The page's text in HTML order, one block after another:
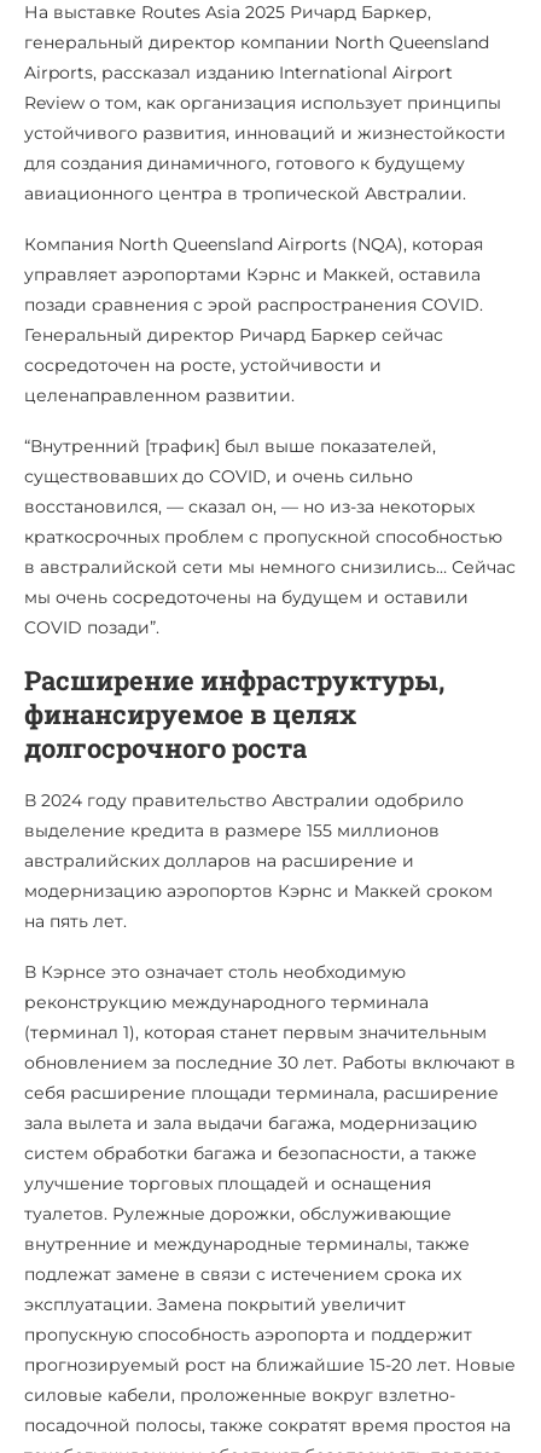
На выставке Routes Asia 2025 Ричард Баркер,
генеральный директор компании North Queensland
Airports, рассказал изданию International Airport
Review о том, как организация использует принципы
устойчивого развития, инноваций и жизнестойкости
для создания динамичного, готового к будущему
авиационного центра в тропической Австралии.
Компания North Queensland Airports (NQA), которая
управляет аэропортами Кэрнс и Маккей, оставила
позади сравнения с эрой распространения COVID.
Генеральный директор Ричард Баркер сейчас
сосредоточен на росте, устойчивости и
целенаправленном развитии.
“Внутренний [трафик] был выше показателей,
существовавших до COVID, и очень сильно
восстановился, — сказал он, — но из-за некоторых
краткосрочных проблем с пропускной способностью
в австралийской сети мы немного снизились… Сейчас
мы очень сосредоточены на будущем и оставили
COVID позади”.
Расширение инфраструктуры,
финансируемое в целях
долгосрочного роста
В 2024 году правительство Австралии одобрило
выделение кредита в размере 155 миллионов
австралийских долларов на расширение и
модернизацию аэропортов Кэрнс и Маккей сроком
на пять лет.
В Кэрнсе это означает столь необходимую
реконструкцию международного терминала
(терминал 1), которая станет первым значительным
обновлением за последние 30 лет. Работы включают в
себя расширение площади терминала, расширение
зала вылета и зала выдачи багажа, модернизацию
систем обработки багажа и безопасности, а также
улучшение торговых площадей и оснащения
туалетов. Рулежные дорожки, обслуживающие
внутренние и международные терминалы, также
подлежат замене в связи с истечением срока их
эксплуатации. Замена покрытий увеличит
пропускную способность аэропорта и поддержит
прогнозируемый рост на ближайшие 15-20 лет. Новые
силовые кабели, проложенные вокруг взлетно-
посадочной полосы, также сократят время простоя на